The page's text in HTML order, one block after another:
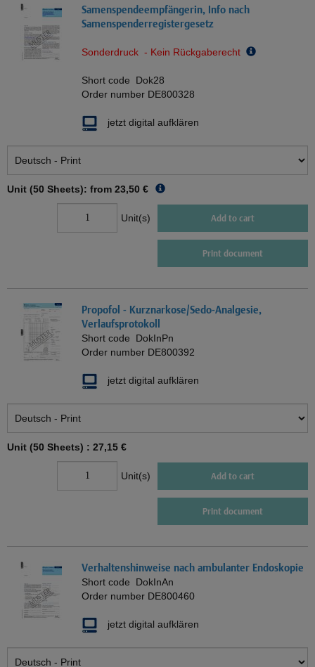
Samenspendeempfängerin, Info nach
Samenspenderregistergesetz
Sonderdruck - Kein Rückgaberecht
Short code Dok28
Order number DE800328
jetzt digital aufklären
Unit (50 Sheets): from 23,50 €
Unit(s) Add to cart
Print document
Propofol - Kurznarkose/Sedo-Analgesie,
Verlaufsprotokoll
Short code DokInPn
Order number DE800392
jetzt digital aufklären
Unit (50 Sheets) : 27,15 €
Unit(s) Add to cart
Print document
Verhaltenshinweise nach ambulanter Endoskopie
Short code DokInAn
Order number DE800460
jetzt digital aufklären